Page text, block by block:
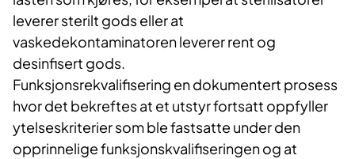
leverer sterilt gods eller at
vaskedekontaminatoren leverer rent og
desinfisert gods.
Funksjonsrekvalifisering en dokumentert prosess
hvor det bekreftes at et utstyr fortsatt oppfyller
ytelseskriterier som ble fastsatte under den
opprinnelige funksjonskvalifiseringen og at